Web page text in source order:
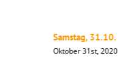
Samstag, 31.10.
Oktober 31st, 2020